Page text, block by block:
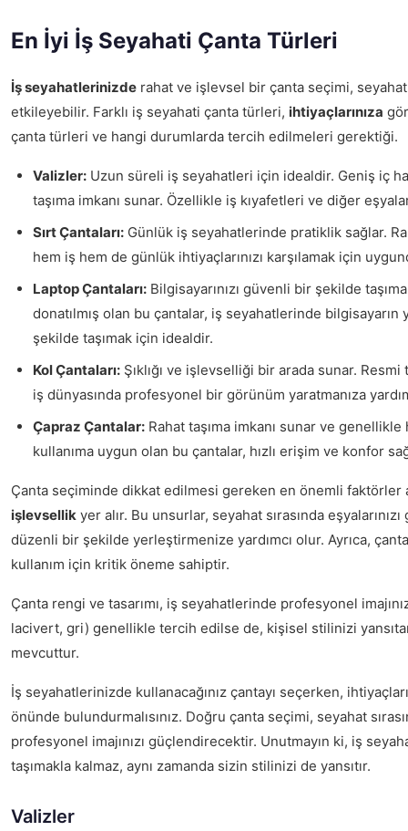
En İyi İş Seyahati Çanta Türleri
İş seyahatlerinizde rahat ve işlevsel bir çanta seçimi,
etkileyebilir. Farklı iş seyahati çanta türleri, ihtiyaçlarınıza
çanta türleri ve hangi durumlarda tercih edilmeleri gerektiği.
Valizler: Uzun süreli iş seyahatleri için idealdir. Geniş iç
taşıma imkanı sunar. Özellikle iş kıyafetleri ve diğer
Sırt Çantaları: Günlük iş seyahatlerinde pratiklik sağlar.
hem iş hem de günlük ihtiyaçlarınızı karşılamak için
Laptop Çantaları: Bilgisayarınızı güvenli bir şekilde
donatılmış olan bu çantalar, iş seyahatlerinde
şekilde taşımak için idealdir.
Kol Çantaları: Şıklığı ve işlevselliği bir arada sunar.
iş dünyasında profesyonel bir görünüm yaratmanıza
Çapraz Çantalar: Rahat taşıma imkanı sunar ve
kullanıma uygun olan bu çantalar, hızlı erişim ve konfor
Çanta seçiminde dikkat edilmesi gereken en önemli faktörler
işlevsellik yer alır. Bu unsurlar, seyahat sırasında
düzenli bir şekilde yerleştirmenize yardımcı olur. Ayrıca,
kullanım için kritik öneme sahiptir.
Çanta rengi ve tasarımı, iş seyahatlerinde profesyonel
lacivert, gri) genellikle tercih edilse de, kişisel stilinizi
mevcuttur.
İş seyahatlerinizde kullanacağınız çantayı seçerken,
önünde bulundurmalısınız. Doğru çanta seçimi, seyahat
profesyonel imajınızı güçlendirecektir. Unutmayın ki, iş
taşımakla kalmaz, aynı zamanda sizin stilinizi de yansıtır.
Valizler